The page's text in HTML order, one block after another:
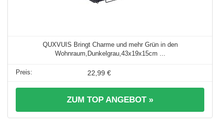
QUXVUIS Bringt Charme und mehr Grün in den
Wohnraum,Dunkelgrau,43x19x15cm ...
22,99 €
ZUM TOP ANGEBOT »